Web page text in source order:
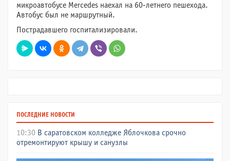
микроавтобусе Mercedes наехал на 60-летнего пешехода.
Автобус был не маршрутный.
Пострадавшего госпитализировали.
ПОСЛЕДНИЕ НОВОСТИ
10:30 В саратовском колледже Яблочкова срочно
отремонтируют крышу и санузлы